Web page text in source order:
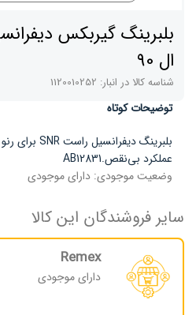
ال 90
شناسه کالا در انبار: 1120010252
توضیحات کوتاه
عملکرد بی‌نقص.AB12831
وضعیت موجودی: دارای موجودی
سایر فروشندگان این کالا
Remex
دارای موجودی